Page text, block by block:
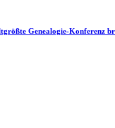
Genealogie-Konferenz